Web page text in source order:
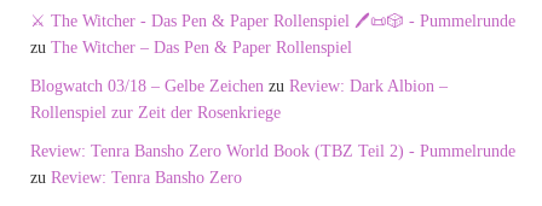
⚔️ The Witcher - Das Pen & Paper Rollenspiel 🖊️📜🎲 - Pummelrunde
zu The Witcher – Das Pen & Paper Rollenspiel
Blogwatch 03/18 – Gelbe Zeichen zu Review: Dark Albion –
Rollenspiel zur Zeit der Rosenkriege
Review: Tenra Bansho Zero World Book (TBZ Teil 2) - Pummelrunde
zu Review: Tenra Bansho Zero